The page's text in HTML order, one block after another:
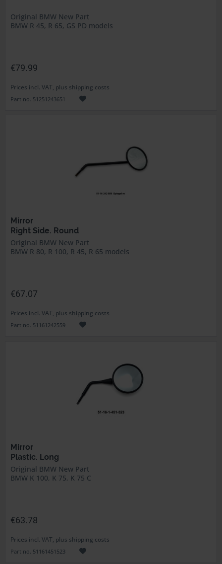
Original BMW New Part
BMW R 45, R 65, GS PD models
€79.99
Prices incl. VAT, plus shipping costs
Part no. 51251243651
Mirror
Right Side. Round
Original BMW New Part
BMW R 80, R 100, R 45, R 65 models
€67.07
Prices incl. VAT, plus shipping costs
Part no. 51161242559
Mirror
Plastic. Long
Original BMW New Part
BMW K 100, K 75, K 75 C
€63.78
Prices incl. VAT, plus shipping costs
Part no. 51161451523